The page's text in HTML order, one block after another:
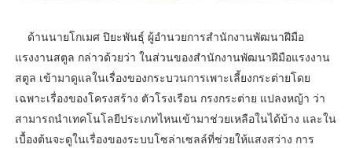
ด้านนายโกเมศ ปิยะพันธุ์ ผู้อำนวยการสำนักงานพัฒนาฝีมือ
แรงงานสตูล กล่าวด้วยว่า ในส่วนของสำนักงานพัฒนาฝีมือแรงงาน
สตูล เข้ามาดูแลในเรื่องของกระบวนการเพาะเลี้ยงกระต่ายโดย
เฉพาะเรื่องของโครงสร้าง ตัวโรงเรือน กรงกระต่าย แปลงหญ้า ว่า
สามารถนำเทคโนโลยีประเภทไหนเข้ามาช่วยเหลือในได้บ้าง และใน
เบื้องต้นจะดูในเรื่องของระบบโซล่าเซลล์ที่ช่วยให้แสงสว่าง การ